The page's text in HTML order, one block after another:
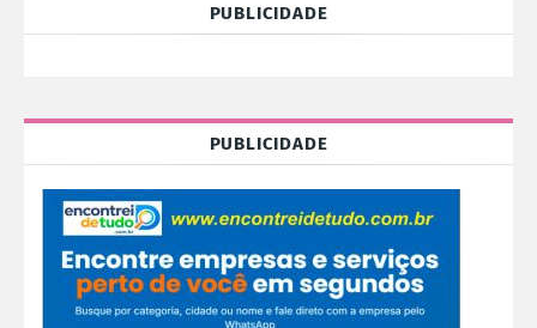
PUBLICIDADE
PUBLICIDADE